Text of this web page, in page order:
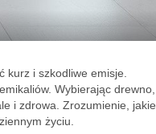
kurz i szkodliwe emisje.
Wybierając drewno,
i zdrowa. Zrozumienie, jakie
życiu.